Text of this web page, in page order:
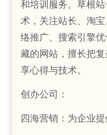
和培训服务。草根
术，关注站长、淘
络推广、搜索引擎
藏的网站，擅长把
享心得与技术。
创办公司：
四海营销：为企业